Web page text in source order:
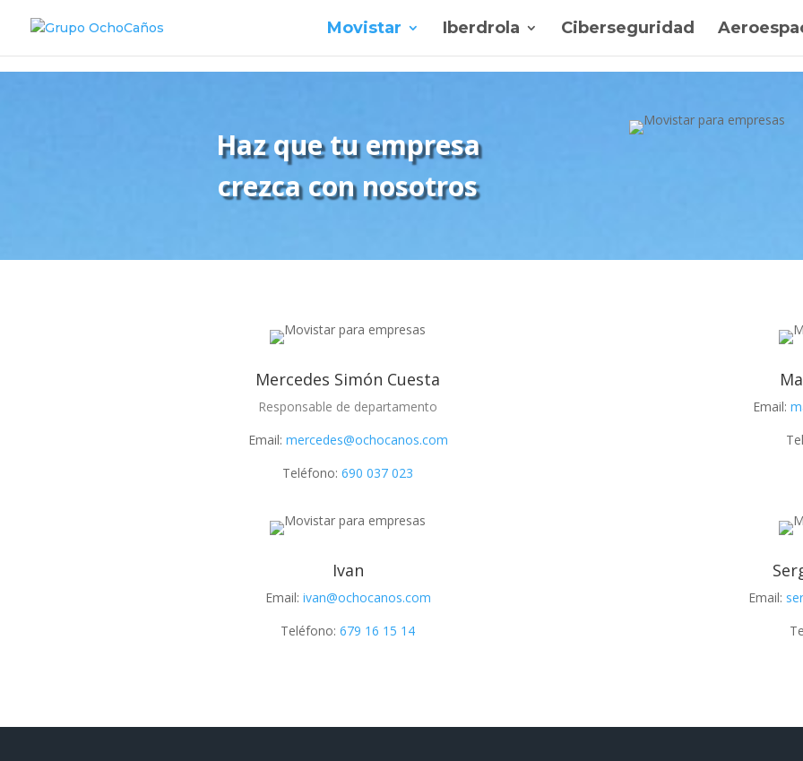
Movistar Iberdrola Ciberseguridad
Haz que tu empresa
crezca con nosotros
Mercedes Simón Cuesta
Responsable de departamento
Email: mercedes@ochocanos.com
Teléfono:690 037 023
Email:
Ivan
Email: ivan@ochocanos.com
Teléfono:679 16 15 14
Email: